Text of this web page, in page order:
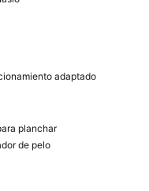
adaptado
planchar
de pelo